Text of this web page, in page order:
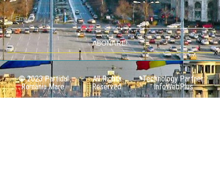
ABONARE!
© 2023 Partidul
România Mare.
All Rights
Reserved.
Technology Partner:
InfoWebPlus